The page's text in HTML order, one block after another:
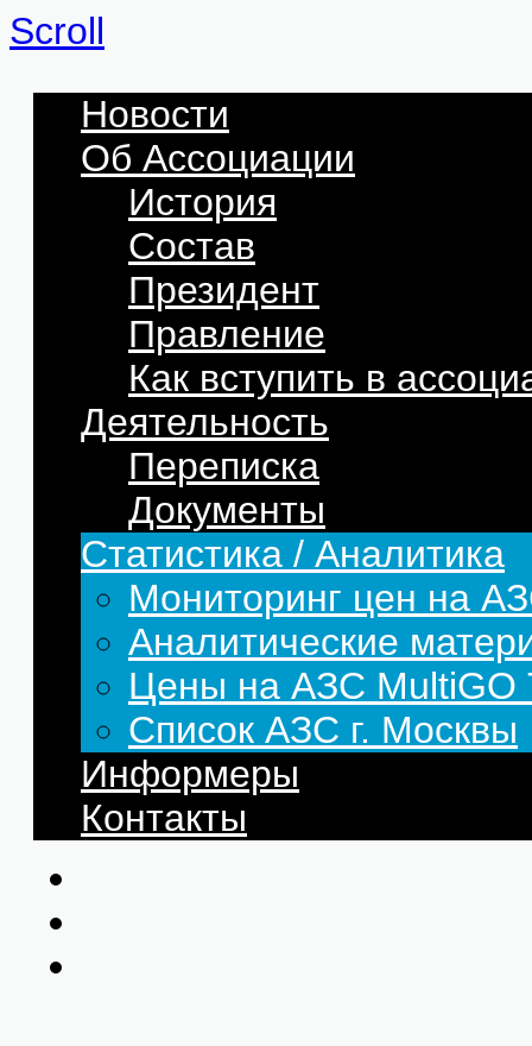
Scroll
Новости
Об Ассоциации
История
Состав
Президент
Правление
Как вступить в
Деятельность
Переписка
Документы
Статистика / Аналитика
Мониторинг цен на
Аналитические
Цены на АЗС
Список АЗС г. Москвы
Информеры
Контакты